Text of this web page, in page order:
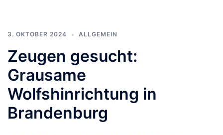
3. OKTOBER 2024 ALLGEMEIN
Zeugen gesucht:
Grausame
Wolfshinrichtung in
Brandenburg